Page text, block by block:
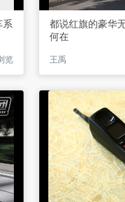
系
览
都说红旗的豪华
何在
王禹